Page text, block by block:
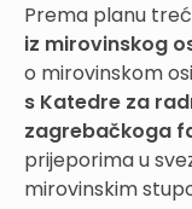
Prema planu
iz mirovinskog
o mirovinskom
s Katedre za
zagrebačkoga
prijeporima u
mirovinskim